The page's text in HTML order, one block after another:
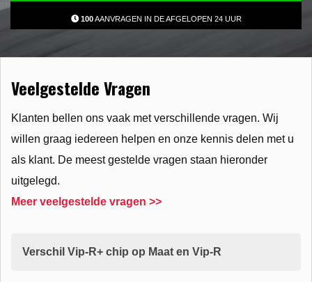
100AANVRAGEN IN DE AFGELOPEN 24 UUR
Veelgestelde Vragen
Klanten bellen ons vaak met verschillende vragen. Wij
willen graag iedereen helpen en onze kennis delen met u
als klant. De meest gestelde vragen staan hieronder
uitgelegd.
Meer veelgestelde vragen >>
Verschil Vip-R+ chip op Maat en Vip-R